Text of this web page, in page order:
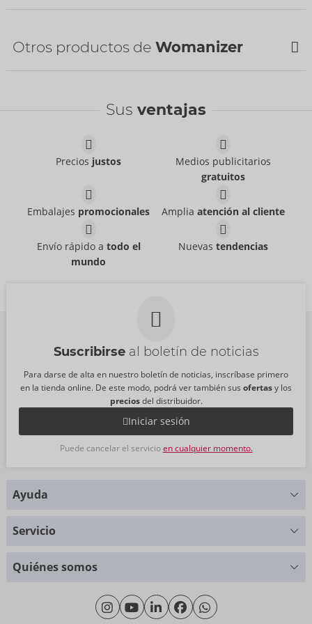
Arancel aduanero: 90191010
Waterbased
PVR:39,95 €
Womanizer Charging
05338900000
12,99 €
Otros productos de Womanizer
Womanizer
69,00 €
Tester Beauty
Womanizer
Sus ventajas
Precios justos
Medios publicitarios
gratuitos
Embalajes promocionales Ampliaatención al cliente
Envío rápido a todo el
mundo
Nuevastendencias
Suscribirseal boletín de noticias
Para darse de alta en nuestro boletín de noticias, inscríbase primero
en la tienda online. De este modo, podrá ver también sus ofertasy los
preciosdel distribuidor.
Iniciar sesión
Puede cancelar el servicioen cualquier momento.
Ayuda
+49 (0)461 50 40 308
Lunes - Jueves: 09:00 - 16:00
Viernes: 09:00 - 15:00
Servicio
Quiénes somos
Sobre nosotros